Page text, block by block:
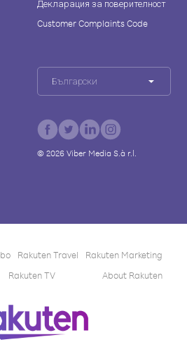
Декларация за поверителност
Customer Complaints Code
Български
© 2026Viber Media S.à r.l.
Rakuten Travel
Rakuten Marketing
Rakuten TV About Rakuten